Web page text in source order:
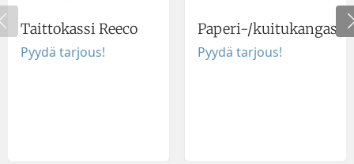
Taittokassi Reeco
Pyydä tarjous!
Paperi-/
Pyydä tarjous!